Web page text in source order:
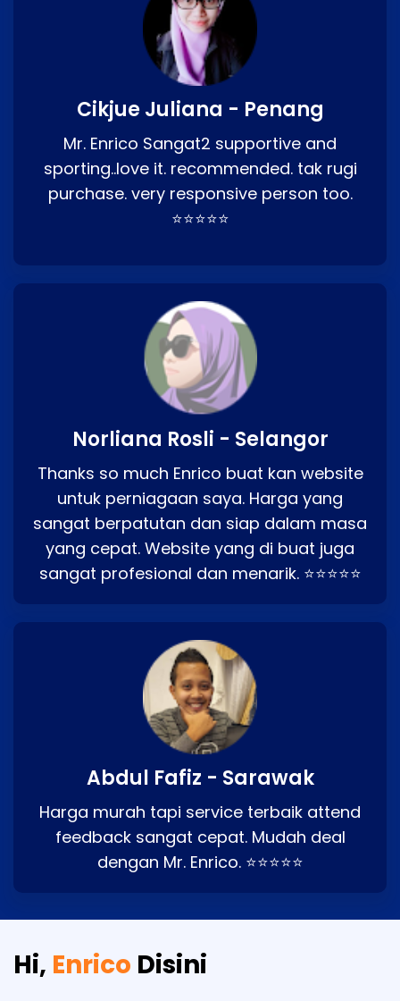
Cikjue Juliana - Penang
Mr. Enrico Sangat2 supportive and
sporting..love it. recommended. tak rugi
purchase. very responsive person too.
⭐⭐⭐⭐⭐
Norliana Rosli - Selangor
Thanks so much Enrico buat kan website
untuk perniagaan saya. Harga yang
sangat berpatutan dan siap dalam masa
yang cepat. Website yang di buat juga
sangat profesional dan menarik. ⭐⭐⭐⭐⭐
Abdul Fafiz - Sarawak
Harga murah tapi service terbaik attend
feedback sangat cepat. Mudah deal
dengan Mr. Enrico. ⭐⭐⭐⭐⭐
Hi, Enrico Disini